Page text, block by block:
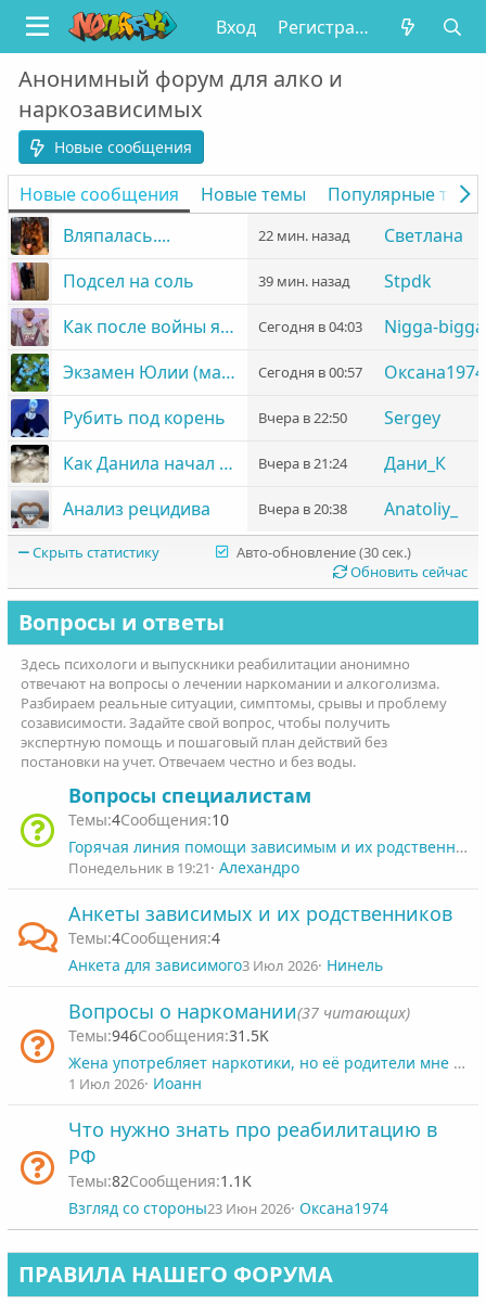
Вход Регистрация
Анонимный форум для алко и
наркозависимых
Новые сообщения
Новые сообщения Новые темы
Популярные темы
Вляпалась....
22 мин. назад
Светлана
Подсел на соль
39 мин. назад
Stpdk
Как после войны я оказался в зависимости от соли
Сегодня в 04:03
Nigga-bigga
Экзамен Юлии (мама Михаила)
Сегодня в 00:57
Оксана1974
Рубить под корень
Вчера в 22:50
Sergey
Как Данила начал путь к трезвости после 10 лет употребления алкоголя
Вчера в 21:24
Дани_К
Анализ рецидива
Вчера в 20:38 Anatoliy_
Авто-обновление (30 сек.)
Скрыть статистику
Обновить сейчас
Вопросы и ответы
Здесь психологи и выпускники реабилитации анонимно
отвечают на вопросы о лечении наркомании и алкоголизма.
Разбираем реальные ситуации, симптомы, срывы и проблему
созависимости. Задайте свой вопрос, чтобы получить
экспертную помощь и пошаговый план действий без
постановки на учет. Отвечаем честно и без воды.
Вопросы специалистам
4
10
Горячая линия помощи зависимым и их родственникам
Понедельник в 19:21 Алехандро
Анкеты зависимых и их родственников
4
4
Анкета для зависимого3 Июл 2026 Нинель
Вопросы о наркомании(37 читающих)
946
31.5K
Жена употребляет наркотики, но её родители мне не верят. Что делать?
1 Июл 2026 Иоанн
Что нужно знать про реабилитацию в
РФ
82
1.1K
Взгляд со стороны23 Июн 2026 Оксана1974
ПРАВИЛА НАШЕГО ФОРУМА